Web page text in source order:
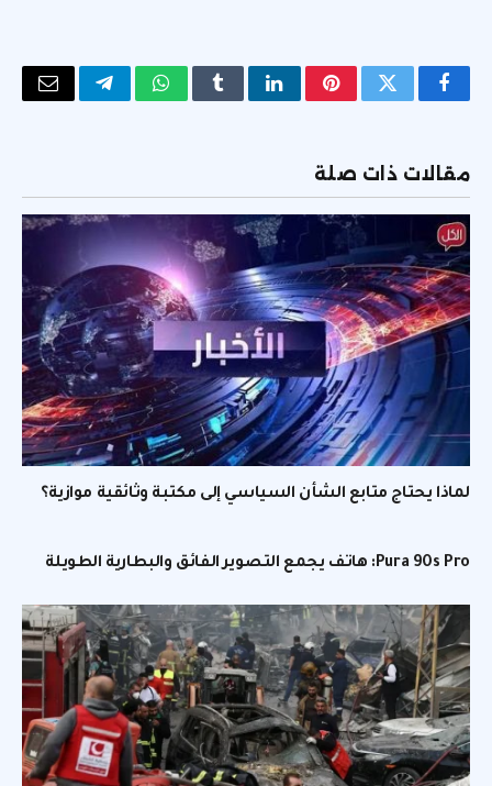
فيسبوكتويتر بينتيريستلينكدإنTumblrواتسابتيلقرامالبريد
مقالات ذات صلة
لماذا يحتاج متابع الشأن السياسي إلى مكتبة وثائقية موازية؟
Pura 90s Pro: هاتف يجمع التصوير الفائق والبطارية الطويلة